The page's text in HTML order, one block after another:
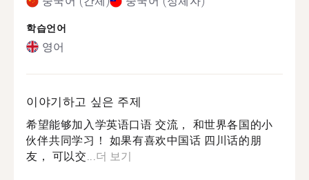
학습언어
영어
이야기하고 싶은 주제
希望能够加入学英语口语 交流， 和世界各国的小
伙伴共同学习！ 如果有喜欢中国话 四川话的朋
友， 可以交... 더 보기